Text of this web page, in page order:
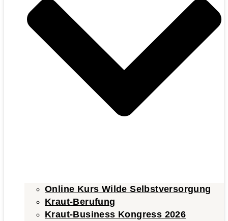
Online Kurs Wilde Selbstversorgung
Kraut-Berufung
Kraut-Business Kongress 2026